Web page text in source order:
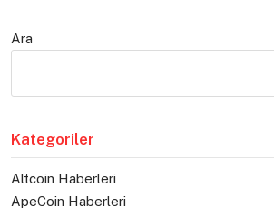
Ara
Kategoriler
Altcoin Haberleri
ApeCoin Haberleri